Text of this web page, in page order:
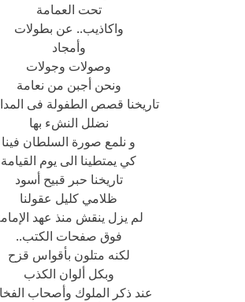
تحت العمامة
واكاذيب.. عن بطولات
وأمجاد
وصولات وجولات
ونحن أجبن من نعامة
تاريخنا قصص الطفولة فى
نضلل النشء بها
و نلمع صورة السلطان فينا
كي يمتطينا الى يوم القيامة
تاريخنا حبر قبيح أسود
ظلامي كليل عقولنا
لم يزل ينقش منذ عهد
فوق صفحات الكتب..
لكنه متلون بأقواس قزح
وبكل ألوان الكذب
عند ذكر الملوك وأصحاب